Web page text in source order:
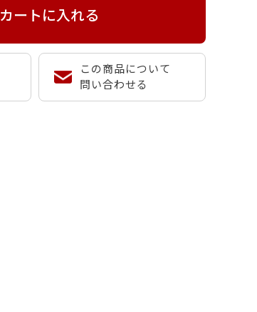
カートに入れる
この商品について
問い合わせる